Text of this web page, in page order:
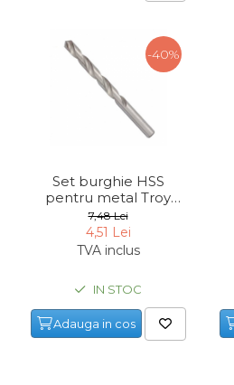
-40%
Set burghie HSS
pentru metal Troy
31040, Ø 4 mm, 10
bucati
7,48 Lei
4,51 Lei
TVA inclus
IN STOC
Adauga in cos